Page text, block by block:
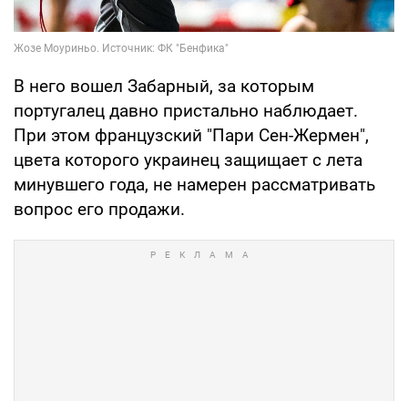
В него вошел Забарный, за которым
португалец давно пристально наблюдает.
При этом французский "Пари Сен-Жермен",
цвета которого украинец защищает с лета
минувшего года, не намерен рассматривать
вопрос его продажи.